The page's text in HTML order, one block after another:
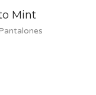
Pantalón
COLECCIÓN